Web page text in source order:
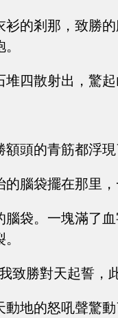
衫的剎那，致勝
堆四散射出，驚
額頭的青筋都浮
的腦袋擺在那里
腦袋。一塊滿了
致勝對天起誓，
動地的怒吼聲驚